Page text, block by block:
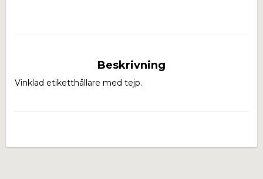
Beskrivning
Vinklad etiketthållare med tejp.